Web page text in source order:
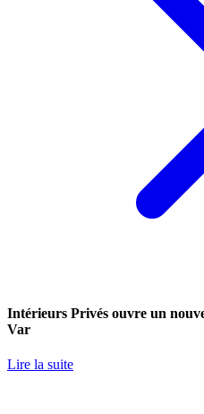
Intérieurs Privés ouvre un
Var
Lire la suite